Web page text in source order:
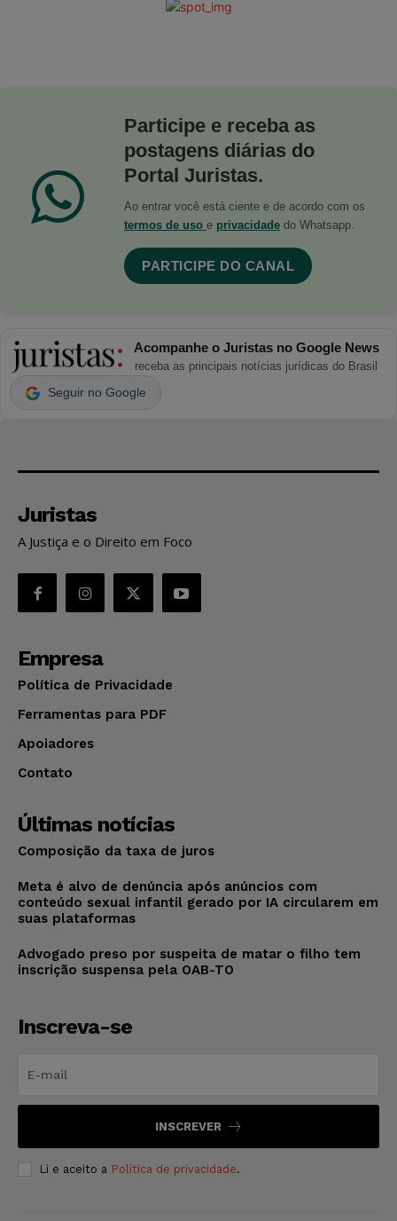
Participe e receba as
postagens diárias do
Portal Juristas.
Ao entrar você está ciente e de acordo com os
termos de uso e privacidade do Whatsapp.
PARTICIPE DO CANAL
Acompanhe o Juristas no Google News
receba as principais notícias jurídicas do Brasil
Seguir no Google
Juristas
A Justiça e o Direito em Foco
Empresa
Política de Privacidade
Ferramentas para PDF
Apoiadores
Contato
Últimas notícias
Composição da taxa de juros
Meta é alvo de denúncia após anúncios com
conteúdo sexual infantil gerado por IA circularem em
suas plataformas
Advogado preso por suspeita de matar o filho tem
inscrição suspensa pela OAB-TO
Inscreva-se
INSCREVER
Li e aceito a Política de privacidade.